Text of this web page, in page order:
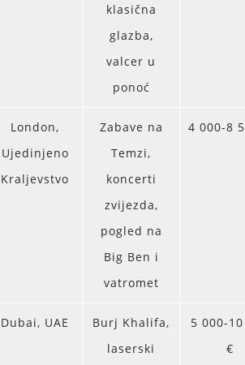
klasična
glazba,
valcer u
ponoć
London,
Ujedinjeno
Kraljevstvo
Zabave na
Temzi,
koncerti
zvijezda,
pogled na
Big Ben i
vatromet
4 000-8
Dubai, UAE
Burj Khalifa,
laserski
5 000-
€